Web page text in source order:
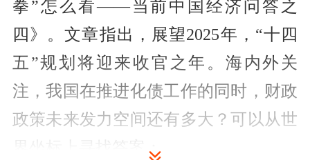
拳”怎么看——当前中国经济问答之
四》。文章指出，展望2025年，“十四
五”规划将迎来收官之年。海内外关
注，我国在推进化债工作的同时，财政
政策未来发力空间还有多大？可以从世
界坐标上寻找答案：